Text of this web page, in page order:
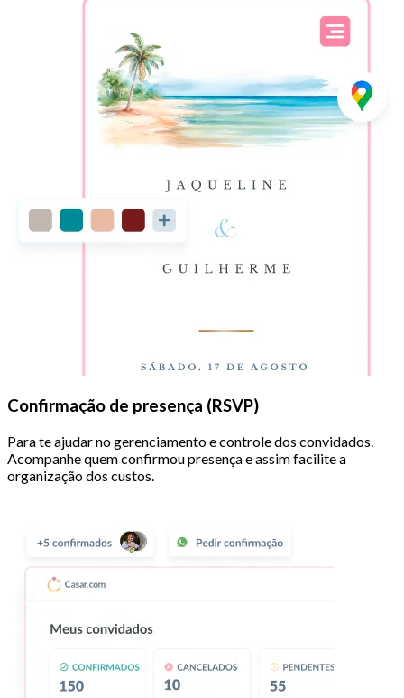
Confirmação de presença (RSVP)
Para te ajudar no gerenciamento e controle dos convidados.
Acompanhe quem confirmou presença e assim facilite a
organização dos custos.